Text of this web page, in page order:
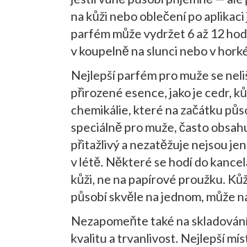
na kůži nebo oblečení po aplikaci
parfém může vydržet 6 až 12
v koupelně na slunci nebo v
Nejlepší parfém pro muže se
přirozené esence, jako je cedr,
chemikálie, které na začátku
speciálně pro muže, často
přitažlivý a nezatěžuje nejsou
v létě. Některé se hodí do
kůži, ne na papírové proužku.
působí skvěle na jednom, může
Nezapomeňte také na
kvalitu a trvanlivost. Nejlepší